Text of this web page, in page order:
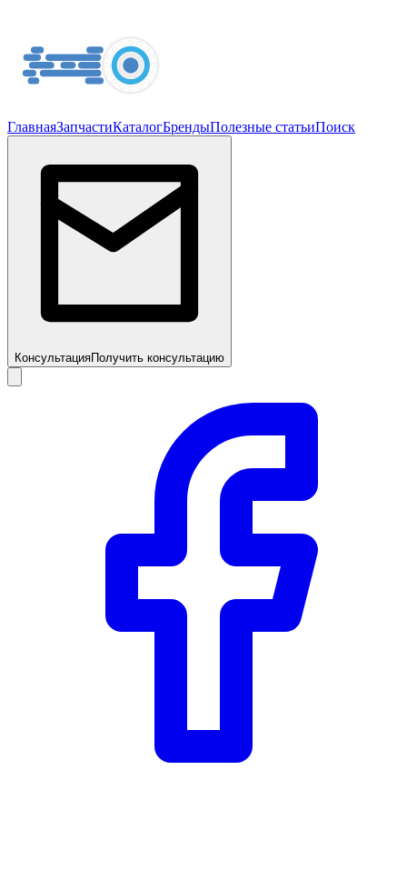
ГлавнаяЗапчастиКаталогБрендыПолезные статьиПоиск
КонсультацияПолучить консультацию